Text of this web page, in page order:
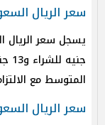
سعر الريال
المتوسط مع
سعر الريال